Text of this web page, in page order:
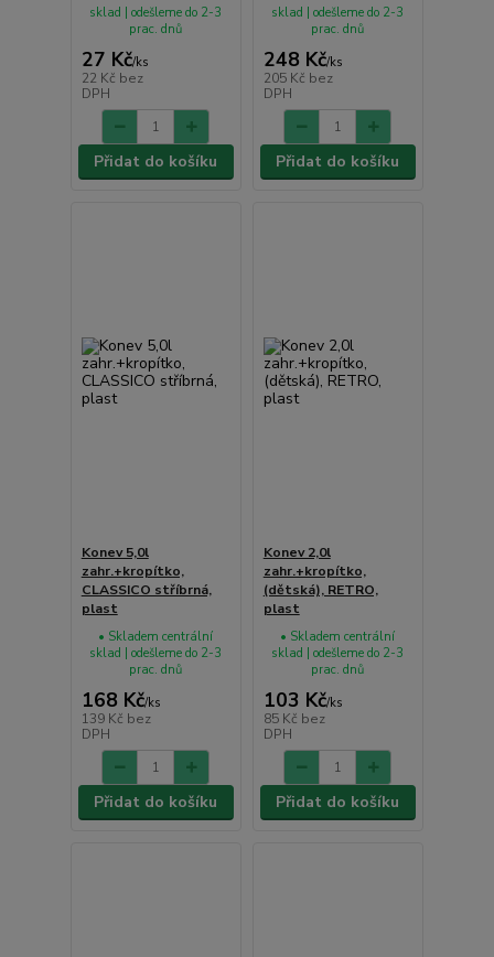
27 Kč/ks
22 Kč bez
DPH
sklad | odešleme do 2-3
prac. dnů
Přidat do košíku
248 Kč/ks
205 Kč bez
DPH
sklad | odešleme do 2-3
prac. dnů
Přidat do košíku
Konev 5,0l
zahr.+kropítko,
CLASSICO stříbrná,
plast
168 Kč/ks
139 Kč bez
DPH
• Skladem centrální
sklad | odešleme do 2-3
prac. dnů
Přidat do košíku
Konev 2,0l
zahr.+kropítko,
(dětská), RETRO,
plast
103 Kč/ks
85 Kč bez
DPH
• Skladem centrální
sklad | odešleme do 2-3
prac. dnů
Přidat do košíku